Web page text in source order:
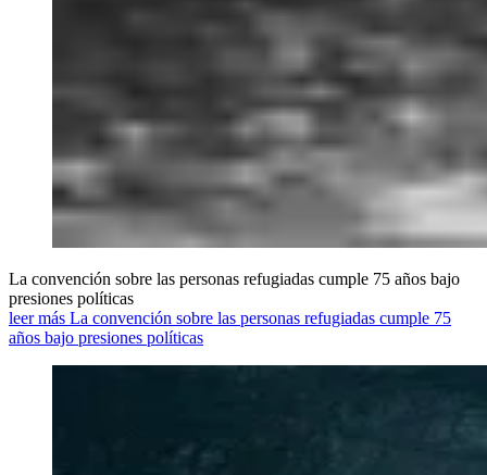
La convención sobre las personas refugiadas cumple 75 años bajo
presiones políticas
leer más La convención sobre las personas refugiadas cumple 75
años bajo presiones políticas